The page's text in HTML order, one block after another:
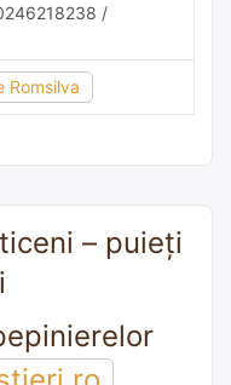
/
Romsilva
– puieți